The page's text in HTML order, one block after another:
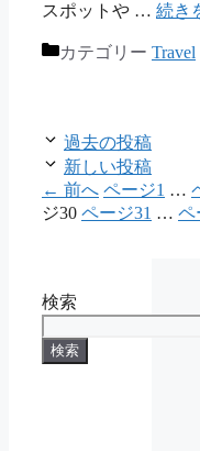
スポットや … 続き
カテゴリー Travel
過去の投稿
新しい投稿
← 前へ ページ1 …
ジ30 ページ31 … ペ
検索
検索